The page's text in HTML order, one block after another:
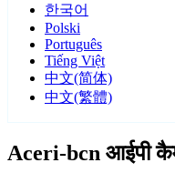
한국어
Polski
Português
Tiếng Việt
中文(简体)
中文(繁體)
Aceri-bcn आईपी